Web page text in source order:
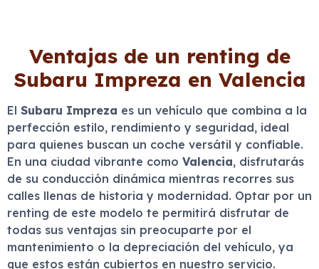
Ventajas de un renting de
Subaru Impreza en Valencia
El Subaru Impreza es un vehículo que combina a la
perfección estilo, rendimiento y seguridad, ideal
para quienes buscan un coche versátil y confiable.
En una ciudad vibrante como Valencia, disfrutarás
de su conducción dinámica mientras recorres sus
calles llenas de historia y modernidad. Optar por un
renting de este modelo te permitirá disfrutar de
todas sus ventajas sin preocuparte por el
mantenimiento o la depreciación del vehículo, ya
que estos están cubiertos en nuestro servicio.